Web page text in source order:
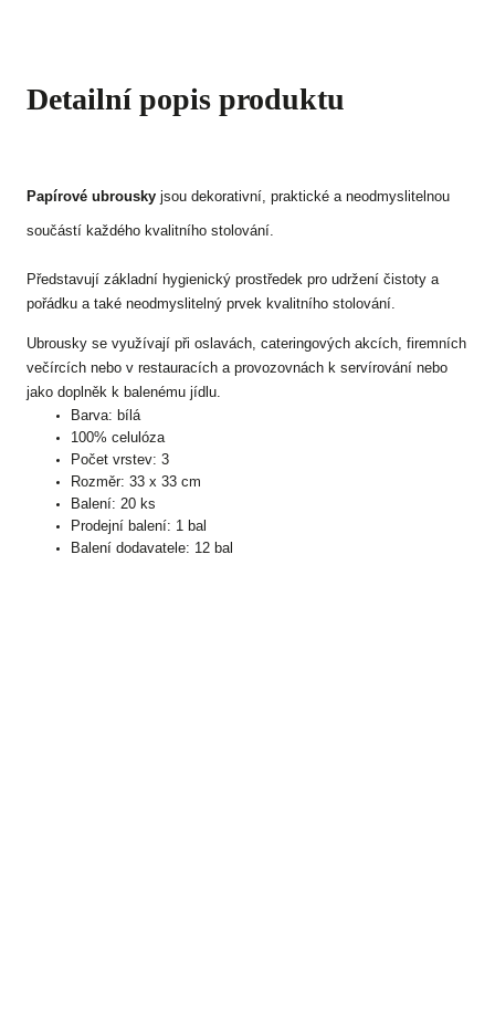
Detailní popis produktu
Papírové ubrousky jsou dekorativní, praktické a neodmyslitelnou
součástí každého kvalitního stolování.
Představují základní hygienický prostředek pro udržení čistoty a
pořádku a také neodmyslitelný prvek kvalitního stolování.
Ubrousky se využívají při oslavách, cateringových akcích, firemních
večírcích nebo v restauracích a provozovnách k servírování nebo
jako doplněk k balenému jídlu.
Barva: bílá
100% celulóza
Počet vrstev: 3
Rozměr: 33 x 33 cm
Balení: 20 ks
Prodejní balení: 1 bal
Balení dodavatele: 12 bal